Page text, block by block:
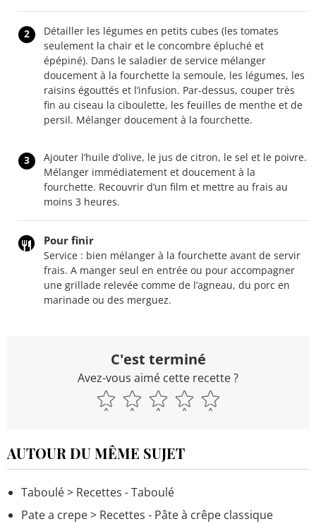
2
Détailler les légumes en petits cubes (les tomates
seulement la chair et le concombre épluché et
épépiné). Dans le saladier de service mélanger
doucement à la fourchette la semoule, les légumes, les
raisins égouttés et l’infusion. Par-dessus, couper très
fin au ciseau la ciboulette, les feuilles de menthe et de
persil. Mélanger doucement à la fourchette.
3
Ajouter l’huile d’olive, le jus de citron, le sel et le poivre.
Mélanger immédiatement et doucement à la
fourchette. Recouvrir d’un film et mettre au frais au
moins 3 heures.
Pour finir
Service : bien mélanger à la fourchette avant de servir
frais. A manger seul en entrée ou pour accompagner
une grillade relevée comme de l’agneau, du porc en
marinade ou des merguez.
C'est terminé
Avez-vous aimé cette recette ?
AUTOUR DU MÊME SUJET
Taboulé> Recettes - Taboulé
Pate a crepe> Recettes - Pâte à crêpe classique